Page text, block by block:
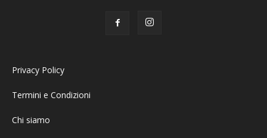
Privacy Policy
Termini e Condizioni
Chi siamo